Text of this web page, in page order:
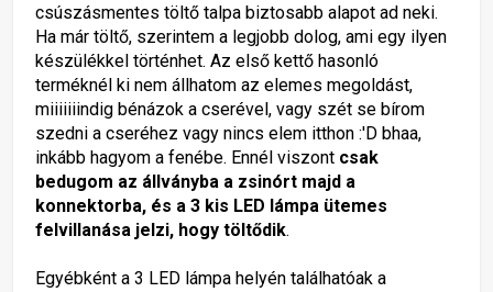
csúszásmentes töltő talpa biztosabb alapot ad neki.
Ha már töltő, szerintem a legjobb dolog, ami egy ilyen
készülékkel történhet. Az első kettő hasonló
terméknél ki nem állhatom az elemes megoldást,
miiiiiiindig bénázok a cserével, vagy szét se bírom
szedni a cseréhez vagy nincs elem itthon :'D bhaa,
inkább hagyom a fenébe. Ennél viszont csak
bedugom az állványba a zsinórt majd a
konnektorba, és a 3 kis LED lámpa ütemes
felvillanása jelzi, hogy töltődik.
Egyébként a 3 LED lámpa helyén találhatóak a